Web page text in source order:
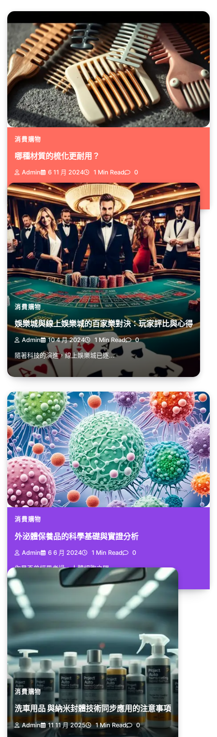
消費購物
哪種材質的梳化更耐用？
Admin 6 11 月 2024 1 Min Read 0
選擇 Gavisco 梳化時，...
消費購物
娛樂城與線上娛樂城的百家樂對決：玩家評比與心得
Admin 10 4 月 2024 1 Min Read 0
隨著科技的演進，線上娛樂城已逐...
消費購物
外泌體保養品的科學基礎與實證分析
Admin 6 6 月 2024 1 Min Read 0
你是否曾經思考過，人體細胞之間...
消費購物
洗車用品 與納米封體技術同步應用的注意事項
Admin 11 11 月 2025 1 Min Read 0